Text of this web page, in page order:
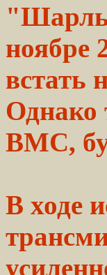
"Шарль
ноябре
встать
Однако
ВМС,
В ходе